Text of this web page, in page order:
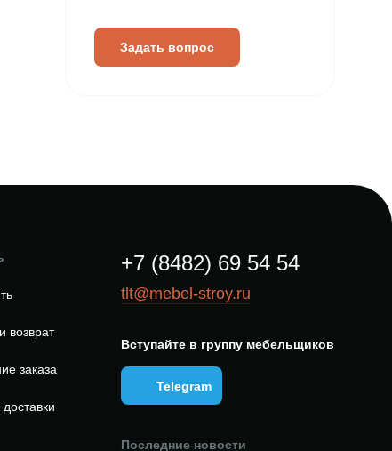
Задать вопрос
возврат
заказа
+7 (8482) 69 54 54
tlt@mebel-stroy.ru
Вступайте в группу мебельщиков
Telegram
Последние новости